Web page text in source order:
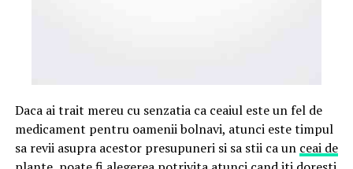
Daca ai trait mereu cu senzatia ca ceaiul este un fel de
medicament pentru oamenii bolnavi, atunci este timpul
sa revii asupra acestor presupuneri si sa stii ca un ceai de